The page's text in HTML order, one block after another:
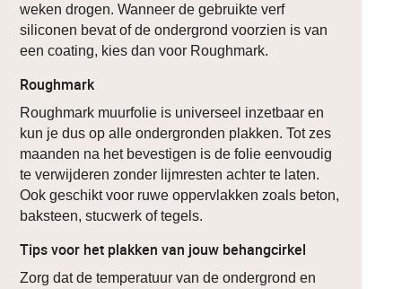
weken drogen. Wanneer de gebruikte verf
siliconen bevat of de ondergrond voorzien is van
een coating, kies dan voor Roughmark.
Roughmark
Roughmark muurfolie is universeel inzetbaar en
kun je dus op alle ondergronden plakken. Tot zes
maanden na het bevestigen is de folie eenvoudig
te verwijderen zonder lijmresten achter te laten.
Ook geschikt voor ruwe oppervlakken zoals beton,
baksteen, stucwerk of tegels.
Tips voor het plakken van jouw behangcirkel
Zorg dat de temperatuur van de ondergrond en